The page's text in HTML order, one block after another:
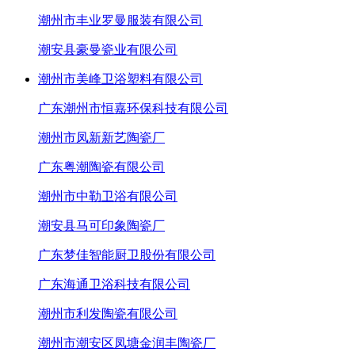
潮州市丰业罗曼服装有限公司
潮安县豪曼瓷业有限公司
潮州市美峰卫浴塑料有限公司
广东潮州市恒嘉环保科技有限公司
潮州市凤新新艺陶瓷厂
广东粤潮陶瓷有限公司
潮州市中勒卫浴有限公司
潮安县马可印象陶瓷厂
广东梦佳智能厨卫股份有限公司
广东海通卫浴科技有限公司
潮州市利发陶瓷有限公司
潮州市潮安区凤塘金润丰陶瓷厂